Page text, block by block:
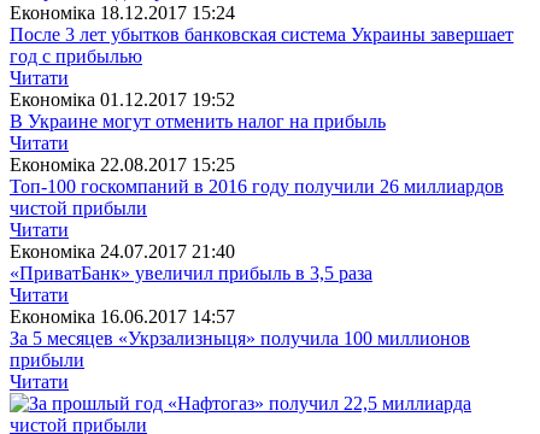
Економіка 18.12.2017 15:24
После 3 лет убытков банковская система Украины завершает
год с прибылью
Читати
Економіка 01.12.2017 19:52
В Украине могут отменить налог на прибыль
Читати
Економіка 22.08.2017 15:25
Топ-100 госкомпаний в 2016 году получили 26 миллиардов
чистой прибыли
Читати
Економіка 24.07.2017 21:40
«ПриватБанк» увеличил прибыль в 3,5 раза
Читати
Економіка 16.06.2017 14:57
За 5 месяцев «Укрзализныця» получила 100 миллионов
прибыли
Читати